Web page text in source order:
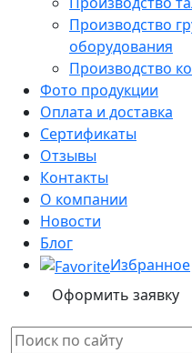
Производство
оборудования
Производство
Фото продукции
Оплата и доставка
Сертификаты
Отзывы
Контакты
О компании
Новости
Блог
Избранное
Оформить заявку